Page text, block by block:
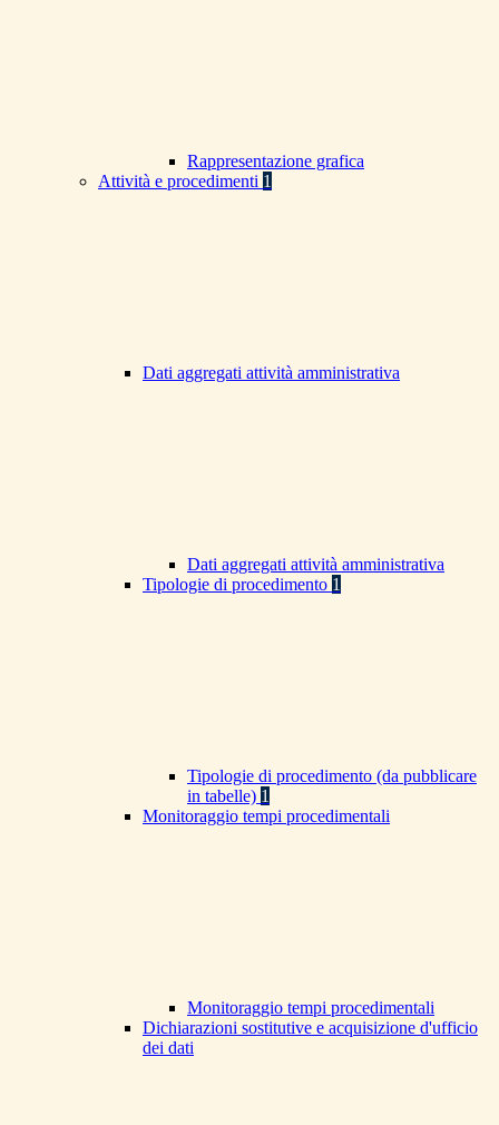
Rappresentazione grafica
Attività e procedimenti 1
Dati aggregati attività amministrativa
Dati aggregati attività amministrativa
Tipologie di procedimento 1
Tipologie di procedimento (da pubblicare
in tabelle) 1
Monitoraggio tempi procedimentali
Monitoraggio tempi procedimentali
Dichiarazioni sostitutive e acquisizione d'ufficio
dei dati